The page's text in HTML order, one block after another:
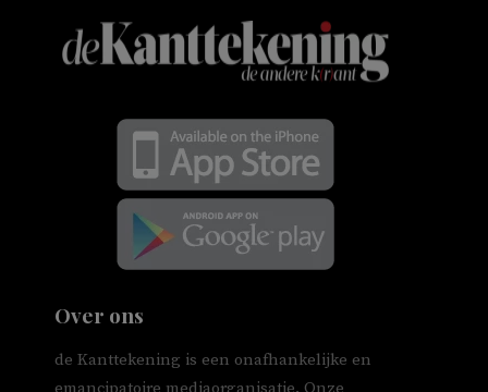
Over ons
de Kanttekening is een onafhankelijke en
emancipatoire mediaorganisatie. Onze